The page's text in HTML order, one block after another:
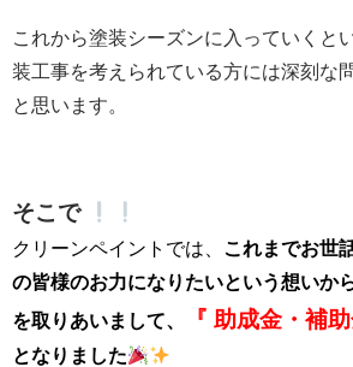
これから塗装シーズンに入っていくと
装工事を考えられている方には深刻な
と思います。
そこで
クリーンペイントでは、 これまでお世
の皆様のお力になりたいという想いか
を取りあいまして、
『 助成金・補助
となりました